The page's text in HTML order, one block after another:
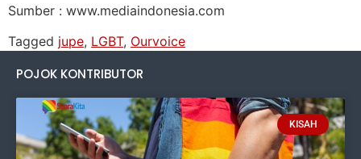
Sumber : www.mediaindonesia.com
Tagged jupe, LGBT, Ourvoice
POJOK KONTRIBUTOR
KISAH